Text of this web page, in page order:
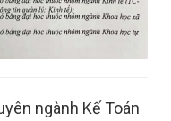
ngành Kế Toán